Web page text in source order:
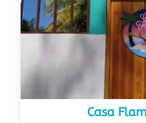
Casa